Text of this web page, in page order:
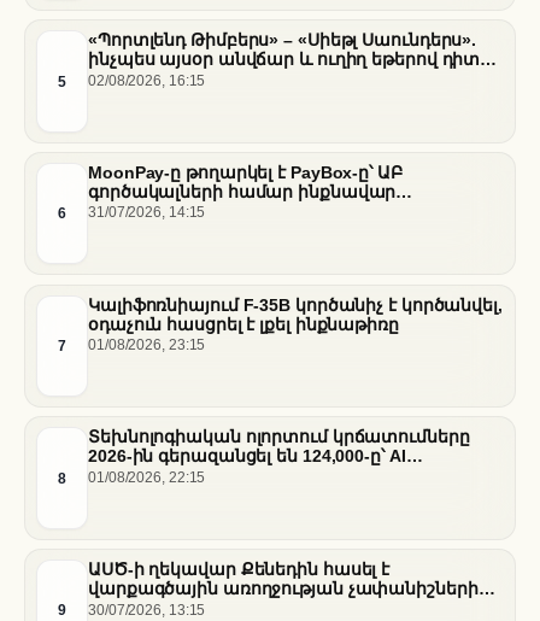
5
«Պորտլենդ Թիմբերս» – «Սիեթլ Սաունդերս».
ինչպես այսօր անվճար և ուղիղ եթերով դիտել
հանդիպումը
02/08/2026, 16:15
6
MoonPay-ը թողարկել է PayBox-ը՝ ԱԲ
գործակալների համար ինքնավար
ֆինանսական գործարքներ ապահովելու
31/07/2026, 14:15
7
Կալիֆոռնիայում F-35B կործանիչ է կործանվել,
օդաչուն հասցրել է լքել ինքնաթիռը
01/08/2026, 23:15
8
Տեխնոլոգիական ոլորտում կրճատումները
2026-ին գերազանցել են 124,000-ը՝ AI
ենթակառուցվածքների վերաբաշխման ֆոնին
01/08/2026, 22:15
9
ԱՍԾ-ի ղեկավար Քենեդին հասել է
վարքագծային առողջության չափանիշների
բարելավման շուրջ ազգային
30/07/2026, 13:15